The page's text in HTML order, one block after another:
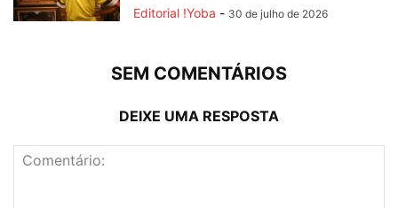
Editorial !Yoba - 30 de julho de 2026
SEM COMENTÁRIOS
DEIXE UMA RESPOSTA